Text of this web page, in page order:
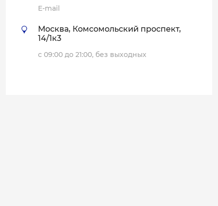
E-mail
Москва, Комсомольский проспект,
14/1к3
с 09:00 до 21:00, без выходных